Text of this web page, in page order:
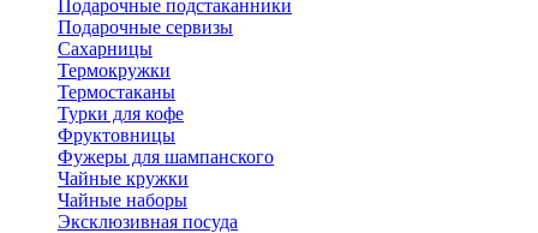
Подарочные подстаканники
Подарочные сервизы
Сахарницы
Термокружки
Термостаканы
Турки для кофе
Фруктовницы
Фужеры для шампанского
Чайные кружки
Чайные наборы
Эксклюзивная посуда